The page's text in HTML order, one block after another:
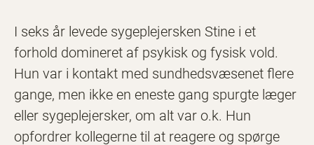
I seks år levede sygeplejersken Stine i et
forhold domineret af psykisk og fysisk vold.
Hun var i kontakt med sundhedsvæsenet flere
gange, men ikke en eneste gang spurgte læger
eller sygeplejersker, om alt var o.k. Hun
opfordrer kollegerne til at reagere og spørge